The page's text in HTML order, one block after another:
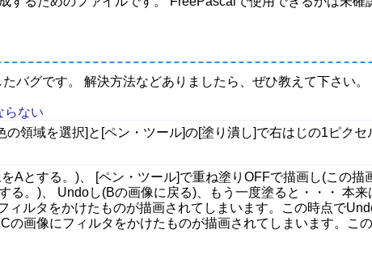
バグです。 解決方法などありましたら、ぜひ教えて下さい。
らない
の領域を選択]と[ペン・ツール]の[塗り潰し]で右はじの1ピクセ
Aとする。)、 [ペン・ツール]で重ね塗りOFFで描画し(この
る。)、 Undoし(Bの画像に戻る)、もう一度塗ると・・・ 本
ィルタをかけたものが描画されてしまいます。この時点で
の画像にフィルタをかけたものが描画されてしまいます。こ